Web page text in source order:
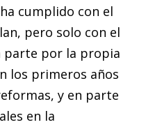
cumplido con el
pero solo con el
parte por la propia
los primeros años
y en parte
en la